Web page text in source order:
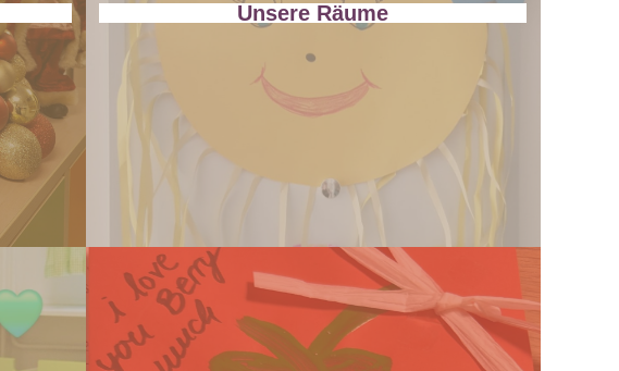
Unsere Räume